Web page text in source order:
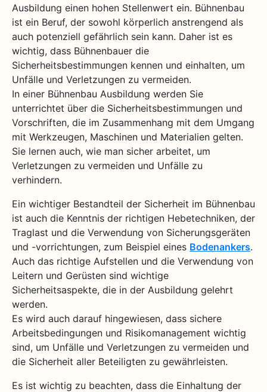
Ausbildung einen hohen Stellenwert ein. Bühnenbau
ist ein Beruf, der sowohl körperlich anstrengend als
auch potenziell gefährlich sein kann. Daher ist es
wichtig, dass Bühnenbauer die
Sicherheitsbestimmungen kennen und einhalten, um
Unfälle und Verletzungen zu vermeiden.
In einer Bühnenbau Ausbildung werden Sie
unterrichtet über die Sicherheitsbestimmungen und
Vorschriften, die im Zusammenhang mit dem Umgang
mit Werkzeugen, Maschinen und Materialien gelten.
Sie lernen auch, wie man sicher arbeitet, um
Verletzungen zu vermeiden und Unfälle zu
verhindern.
Ein wichtiger Bestandteil der Sicherheit im Bühnenbau
ist auch die Kenntnis der richtigen Hebetechniken, der
Traglast und die Verwendung von Sicherungsgeräten
und -vorrichtungen, zum Beispiel eines Bodenankers.
Auch das richtige Aufstellen und die Verwendung von
Leitern und Gerüsten sind wichtige
Sicherheitsaspekte, die in der Ausbildung gelehrt
werden.
Es wird auch darauf hingewiesen, dass sichere
Arbeitsbedingungen und Risikomanagement wichtig
sind, um Unfälle und Verletzungen zu vermeiden und
die Sicherheit aller Beteiligten zu gewährleisten.
Es ist wichtig zu beachten, dass die Einhaltung der